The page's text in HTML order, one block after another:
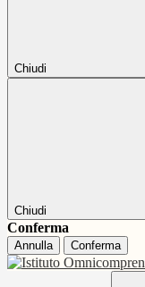
Chiudi
Chiudi
Conferma
Annulla Conferma